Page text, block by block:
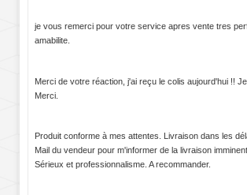
je vous remerci pour votre service apres vente tres
amabilite.
Merci de votre réaction, j'ai reçu le colis aujourd'hui !!
Merci.
Produit conforme à mes attentes. Livraison dans les
Mail du vendeur pour m'informer de la livraison
Sérieux et professionnalisme. A recommander.